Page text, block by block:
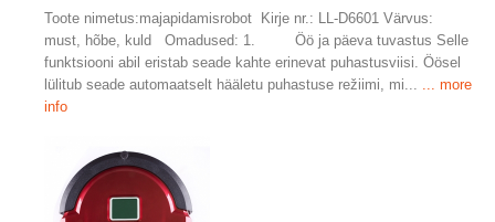
Toote nimetus:majapidamisrobot Kirje nr.: LL-D6601 Värvus:
must, hõbe, kuld Omadused: 1. Öö ja päeva tuvastus Selle
funktsiooni abil eristab seade kahte erinevat puhastusviisi. Öösel
lülitub seade automaatselt hääletu puhastuse režiimi, mi... ... more
info